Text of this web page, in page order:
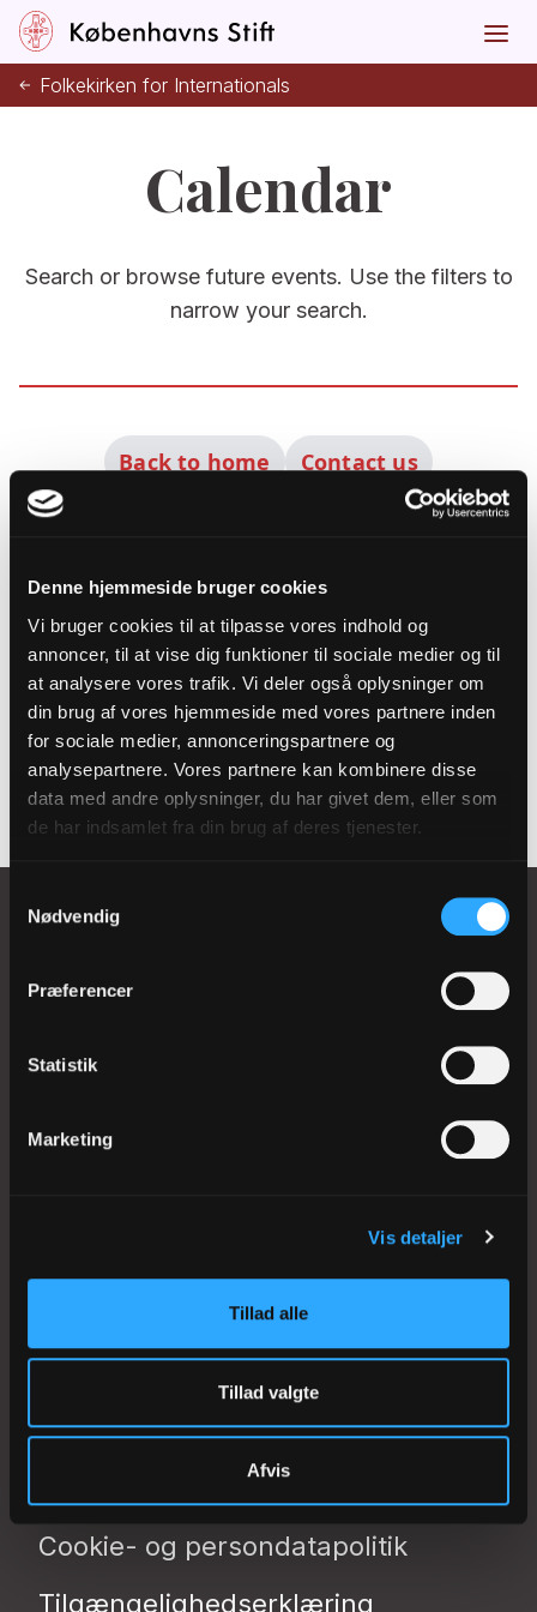
Denne hjemmeside bruger cookies
Vi bruger cookies til at tilpasse vores indhold og
annoncer, til at vise dig funktioner til sociale medier og til
at analysere vores trafik. Vi deler også oplysninger om
din brug af vores hjemmeside med vores partnere inden
for sociale medier, annonceringspartnere og
analysepartnere. Vores partnere kan kombinere disse
data med andre oplysninger, du har givet dem, eller som
de har indsamlet fra din brug af deres tjenester.
Nødvendig
Præferencer
Statistik
Marketing
Vis detaljer
Tillad alle
Tillad valgte
Afvis
Folkekirken for Internationals
Calendar
Search or browse future events. Use the filters to
narrow your search.
Back to home Contact us
Find en kirke
tæt på dig
Se kortet
Folkekirkens Intranet
Cookie- og persondatapolitik
Tilgængelighedserklæring